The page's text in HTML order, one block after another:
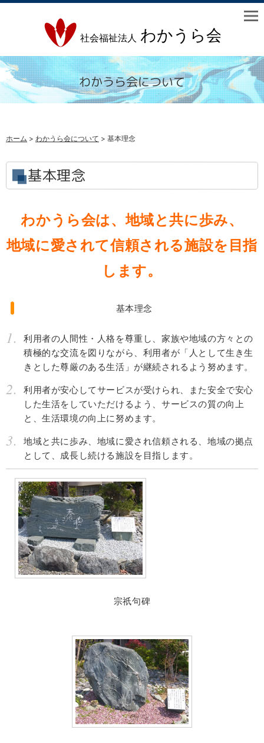
わかうら会について
ホーム > わかうら会について > 基本理念
基本理念
わかうら会は、地域と共に歩み、
地域に愛されて信頼される施設を目指
します。
基本理念
利用者の人間性・人格を尊重し、家族や地域の方々との
積極的な交流を図りながら、利用者が「人として生き生
きとした尊厳のある生活」が継続されるよう努めます。
利用者が安心してサービスが受けられ、また安全で安心
した生活をしていただけるよう、サービスの質の向上
と、生活環境の向上に努めます。
地域と共に歩み、地域に愛され信頼される、地域の拠点
として、成長し続ける施設を目指します。
宗祇句碑